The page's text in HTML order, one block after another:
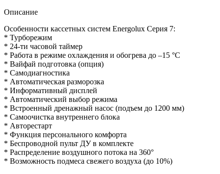
ESCP21A1
Описание
Особенности кассетных систем Energolux Серия 7:
* Турборежим
* 24-ти часовой таймер
* Работа в режиме охлаждения и обогрева до –15 °C
* Вайфай подготовка (опция)
* Самодиагностика
* Автоматическая разморозка
* Информативный дисплей
* Автоматический выбор режима
* Встроенный дренажный насос (подъем до 1200 мм)
* Самоочистка внутреннего блока
* Авторестарт
* Функция персонального комфорта
* Беспроводной пульт ДУ в комплекте
* Распределение воздушного потока на 360°
* Возможность подмеса свежего воздуха (до 10%)